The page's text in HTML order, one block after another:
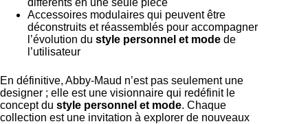
Accessoires modulaires qui peuvent être
déconstruits et réassemblés pour accompagner
l’évolution du style personnel et mode de
l’utilisateur
En définitive, Abby-Maud n’est pas seulement une
designer ; elle est une visionnaire qui redéfinit le
concept du style personnel et mode. Chaque
collection est une invitation à explorer de nouveaux